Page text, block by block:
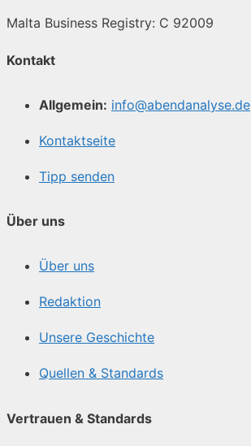
Malta Business Registry: C 92009
Kontakt
Allgemein: info@abendanalyse.de
Kontaktseite
Tipp senden
Über uns
Über uns
Redaktion
Unsere Geschichte
Quellen & Standards
Vertrauen & Standards